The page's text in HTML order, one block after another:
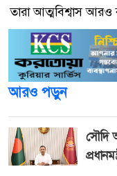
তারা আত্মবিশ্বাস আরও
আরও পড়ুন
সৌদি